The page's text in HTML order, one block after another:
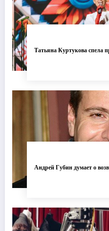
Татьяна Куртукова спела
Андрей Губин думает о